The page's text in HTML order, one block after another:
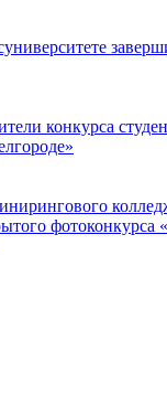
конкурса
фотоконкурса